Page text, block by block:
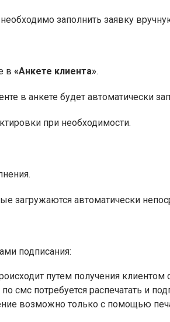
заполнить заявку
в «Анкете клиента».
в анкете будет автоматически
при необходимости.
загружаются автоматически
подписания:
путем получения клиентом
смс потребуется распечатать и
возможно только с помощью